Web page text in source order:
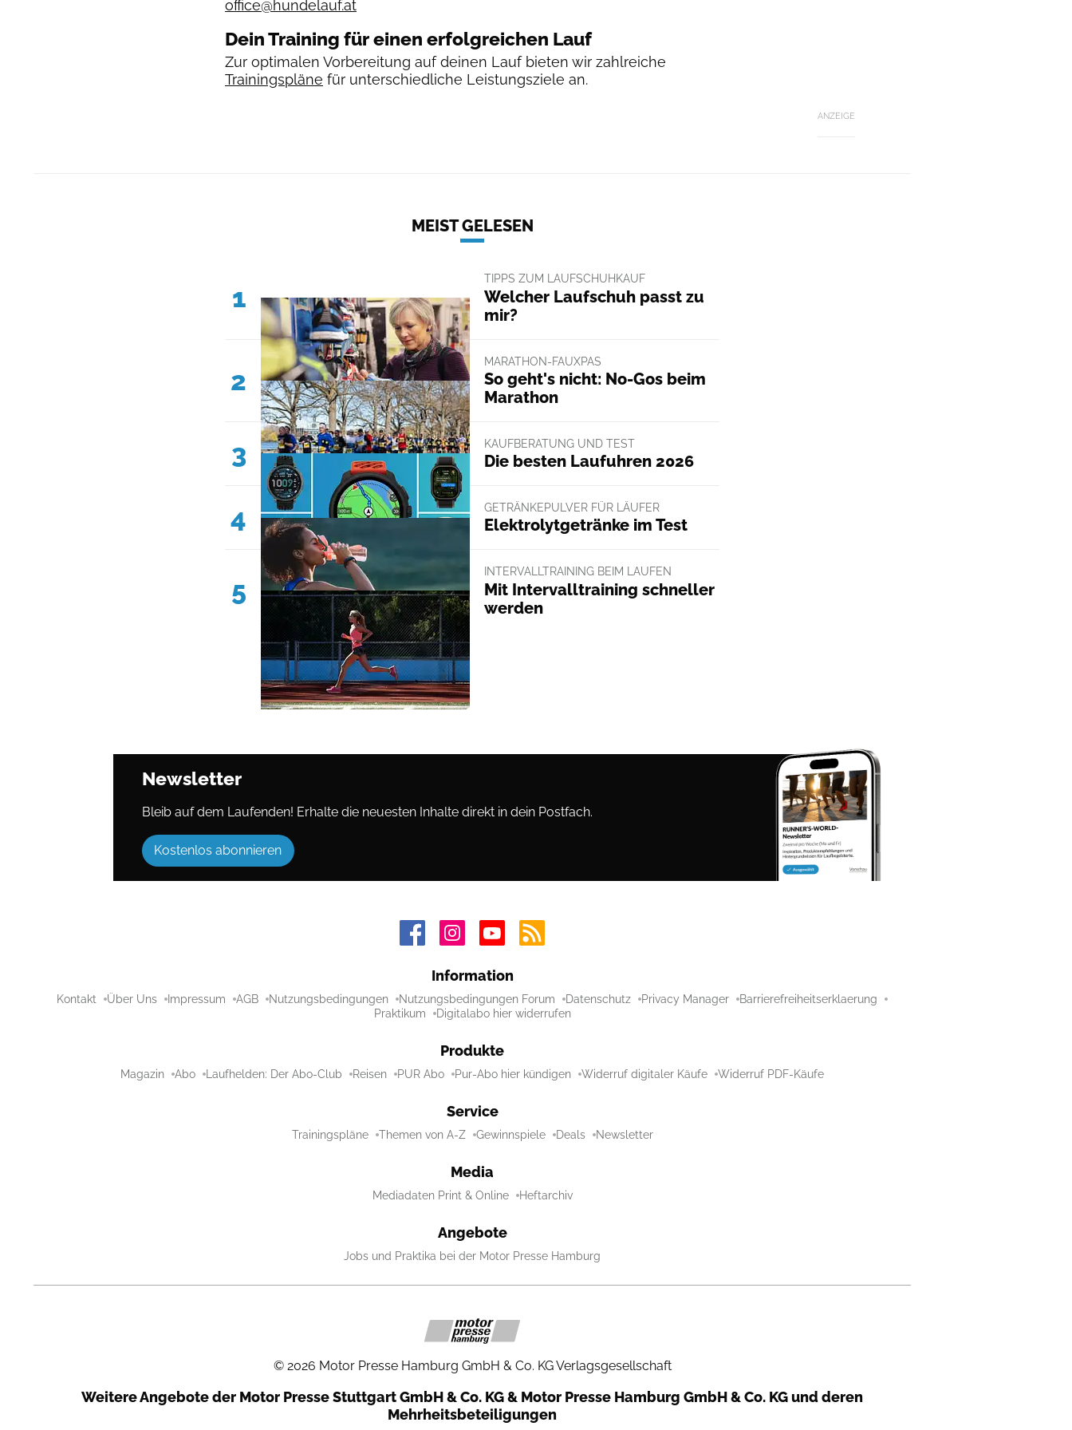
office@hundelauf.at
Dein Training für einen erfolgreichen Lauf
Zur optimalen Vorbereitung auf deinen Lauf bieten wir zahlreiche
Trainingspläne für unterschiedliche Leistungsziele an.
ANZEIGE
MEIST GELESEN
1
TIPPS ZUM LAUFSCHUHKAUF
Welcher Laufschuh passt zu
mir?
2
MARATHON-FAUXPAS
So geht's nicht: No-Gos beim
Marathon
3 KAUFBERATUNG UND TEST
Die besten Laufuhren 2026
4 GETRÄNKEPULVER FÜR LÄUFER
Elektrolytgetränke im Test
5
INTERVALLTRAINING BEIM LAUFEN
Mit Intervalltraining schneller
werden
Newsletter
Bleib auf dem Laufenden! Erhalte die neuesten Inhalte direkt in dein Postfach.
Kostenlos abonnieren
Information
Kontakt Über Uns Impressum AGB Nutzungsbedingungen Nutzungsbedingungen Forum Datenschutz Privacy Manager
Barrierefreiheitserklaerung
Praktikum
Digitalabo hier widerrufen
Produkte
Magazin Abo Laufhelden: Der Abo-Club Reisen PUR Abo Pur-Abo hier kündigen Widerruf digitaler Käufe Widerruf PDF-Käufe
Service
Trainingspläne Themen von A-Z Gewinnspiele Deals Newsletter
Media
Mediadaten Print & Online Heftarchiv
Angebote
Jobs und Praktika bei der Motor Presse Hamburg
© 2026 Motor Presse Hamburg GmbH & Co. KG Verlagsgesellschaft
Weitere Angebote der Motor Presse Stuttgart GmbH & Co. KG & Motor Presse Hamburg GmbH & Co. KG und deren
Mehrheitsbeteiligungen